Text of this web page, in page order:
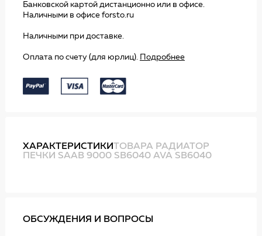
Банковской картой дистанционно или в офисе.
Наличными в офисе forsto.ru
Наличными при доставке.
Оплата по счету (для юрлиц). Подробнее
ХАРАКТЕРИСТИКИТОВАРА РАДИАТОР
ПЕЧКИ SAAB 9000 SB6040 AVA SB6040
ОБСУЖДЕНИЯ И ВОПРОСЫ